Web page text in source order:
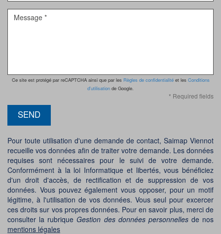
Ce site est protégé par reCAPTCHA ainsi que par les Règles de confidentialitéet les Conditions
d'utilisation de Google.
* Required fields
SEND
Pour toute utilisation d'une demande de contact, Saimap Viennot
recueille vos données afin de traiter votre demande. Les données
requises sont nécessaires pour le suivi de votre demande.
Conformément à la loi Informatique et libertés, vous bénéficiez
d'un droit d'accès, de rectification et de suppression de vos
données. Vous pouvez également vous opposer, pour un motif
légitime, à l'utilisation de vos données. Vous seul pour excercer
ces droits sur vos propres données. Pour en savoir plus, merci de
consulter la rubrique Gestion des données personnellesde nos
mentions légales